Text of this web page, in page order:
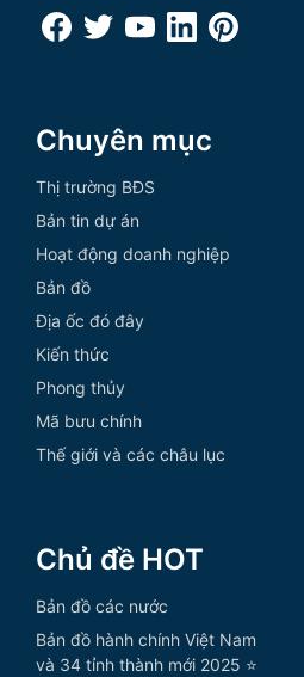
Chuyên mục
Thị trường BĐS
Bản tin dự án
Hoạt động doanh nghiệp
Bản đồ
Địa ốc đó đây
Kiến thức
Phong thủy
Mã bưu chính
Thế giới và các châu lục
Chủ đề HOT
Bản đồ các nước
Bản đồ hành chính Việt Nam
và 34 tỉnh thành mới 2025 ⭐